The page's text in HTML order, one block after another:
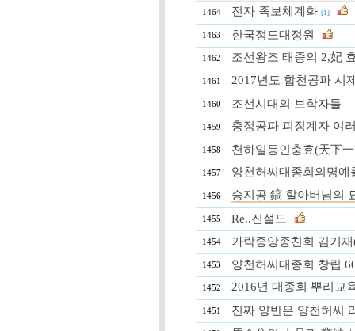
1464 전자 족보체계화 [1]
1463 한국정도대정원
1462 조선왕조 태종의 2,妃
1461 2017년도 합천공파 시
1460 조선시대의 보학자들
1459 충정공파 피징계자 여
1458 천하일등인충효(天下
1457 양천허씨대종회의명
1456 승지공 鎬 할아버님의
1455 Re..진설도
1454 가락중앙종친회 김기
1453 양천허씨대종회 창립
1452 2016년 대종회 뿌리교
1451 진짜 양반은 양천허씨